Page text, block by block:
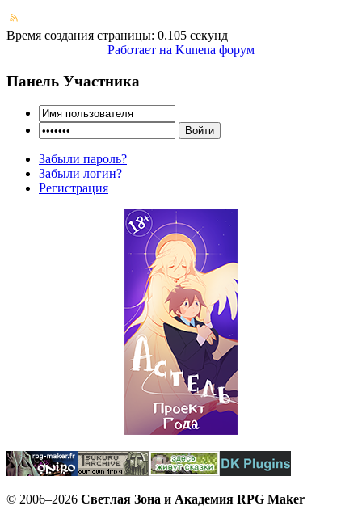
Время создания страницы: 0.105 секунд
Работает на Kunena форум
Панель Участника
Забыли пароль?
Забыли логин?
Регистрация
© 2006–2026 Светлая Зона и Академия RPG Maker